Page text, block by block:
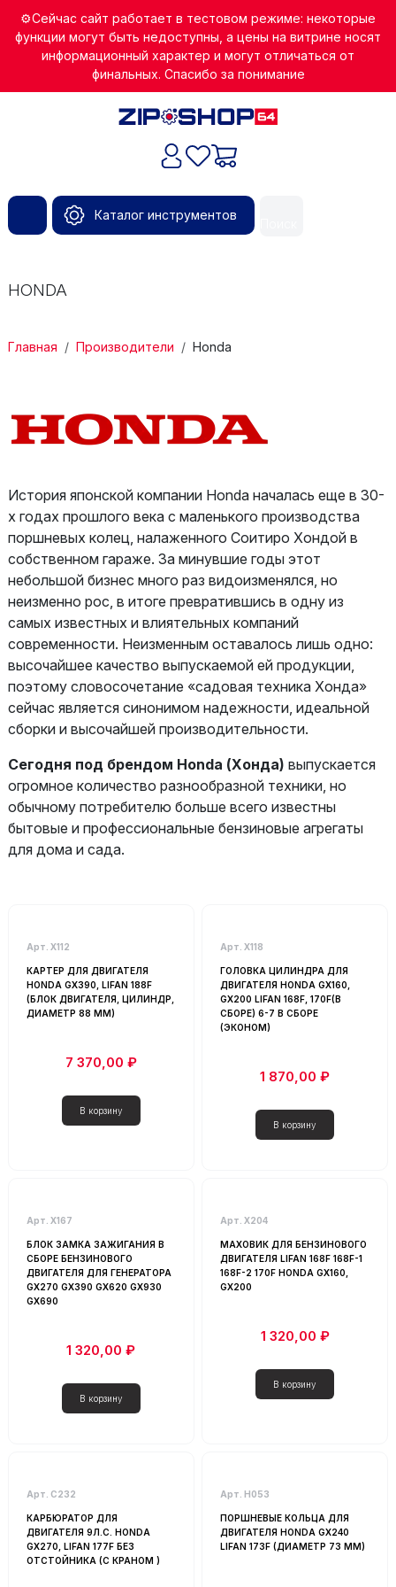
⚙️Сейчас сайт работает в тестовом режиме: некоторые
функции могут быть недоступны, а цены на витрине носят
информационный характер и могут отличаться от
финальных. Спасибо за понимание
Каталог инструментов
HONDA
Главная Производители Honda
История японской компании Honda началась еще в 30-
х годах прошлого века с маленького производства
поршневых колец, налаженного Соитиро Хондой в
собственном гараже. За минувшие годы этот
небольшой бизнес много раз видоизменялся, но
неизменно рос, в итоге превратившись в одну из
самых известных и влиятельных компаний
современности. Неизменным оставалось лишь одно:
высочайшее качество выпускаемой ей продукции,
поэтому словосочетание «садовая техника Хонда»
сейчас является синонимом надежности, идеальной
сборки и высочайшей производительности.
Сегодня под брендом Honda (Хонда) выпускается
огромное количество разнообразной техники, но
обычному потребителю больше всего известны
бытовые и профессиональные бензиновые агрегаты
для дома и сада.
- Любой -
Бак топливный для бензинового двигателя
Вал балансирный для бензинового двигателя
Головка цилиндра для бензинового двигателя
Запчасти для бензиновых двигателей
Картер для бензинового двигателя
Катушка зажигания (магнето) для бензинового двигателя
Кожух для бензинового двигателя
Коленчатый вал для бензинового двигателя
Колпачок свечной для бензинового двигателя
Насос топливный для бензинового двигателя
Поршневая группа для бензинового двигателя
Арт. Х112
КАРТЕР ДЛЯ ДВИГАТЕЛЯ
HONDA GX390, LIFAN 188F
(БЛОК ДВИГАТЕЛЯ, ЦИЛИНДР,
ДИАМЕТР 88 ММ)
7 370,00 ₽
Арт. Х118
ГОЛОВКА ЦИЛИНДРА ДЛЯ
ДВИГАТЕЛЯ HONDA GX160,
GX200 LIFAN 168F, 170F(В
СБОРЕ) 6-7 В СБОРЕ
(ЭКОНОМ)
1 870,00 ₽
Арт. Х167
БЛОК ЗАМКА ЗАЖИГАНИЯ В
СБОРЕ БЕНЗИНОВОГО
ДВИГАТЕЛЯ ДЛЯ ГЕНЕРАТОРА
GX270 GX390 GX620 GX930
GX690
1 320,00 ₽
Арт. Х204
МАХОВИК ДЛЯ БЕНЗИНОВОГО
ДВИГАТЕЛЯ LIFAN 168F 168F-1
168F-2 170F HONDA GX160,
GX200
1 320,00 ₽
Арт. С232
КАРБЮРАТОР ДЛЯ
ДВИГАТЕЛЯ 9Л.С. HONDA
GX270, LIFAN 177F БЕЗ
ОТСТОЙНИКА (С КРАНОМ )
Арт. Н053
ПОРШНЕВЫЕ КОЛЬЦА ДЛЯ
ДВИГАТЕЛЯ HONDA GX240
LIFAN 173F (ДИАМЕТР 73 ММ)